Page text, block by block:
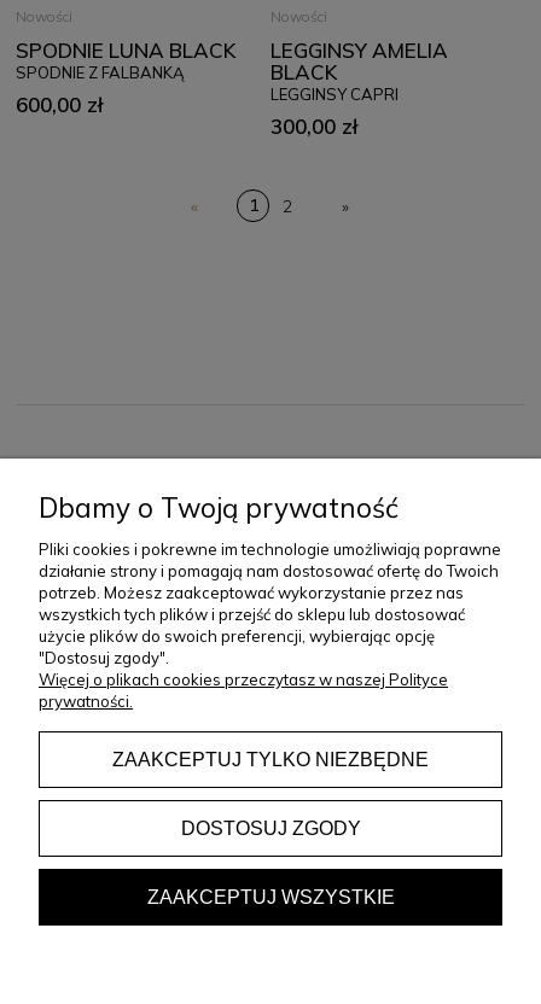
Nowości
SPODNIE LUNA BLACK
SPODNIE Z FALBANKĄ
600,00 zł
Nowości
LEGGINSY AMELIA
BLACK
LEGGINSY CAPRI
300,00 zł
« 1 2 »
O NAS
ZAKUPY
KONTAKT
sklep@le-desir.pl
Copyright © 2023 Le Désir
Dbamy o Twoją prywatność
Pliki cookies i pokrewne im technologie umożliwiają poprawne
działanie strony i pomagają nam dostosować ofertę do Twoich
potrzeb. Możesz zaakceptować wykorzystanie przez nas
wszystkich tych plików i przejść do sklepu lub dostosować
użycie plików do swoich preferencji, wybierając opcję
"Dostosuj zgody".
Więcej o plikach cookies przeczytasz w naszej Polityce
prywatności.
ZAAKCEPTUJ TYLKO NIEZBĘDNE
DOSTOSUJ ZGODY
ZAAKCEPTUJ WSZYSTKIE